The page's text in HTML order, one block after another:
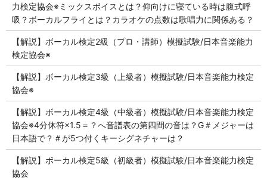
力検定協会※ミックスボイスとは？仰向けに寝ている時は腹式呼
吸？ボーカルフライとは？カラオケの点数は歌唱力に関係ある？
【解説】ボーカル検定2級（プロ・講師）模擬試験/日本音楽能力
検定協会※
【解説】ボーカル検定3級（上級者）模擬試験/日本音楽能力検定
協会※
【解説】ボーカル検定4級（中級者）模擬試験/日本音楽能力検定
協会※4分休符×1.5＝？へ音譜表の第四間の音は？G＃メジャーは
日本語で？＃が5つ付くキーシグネチャーは？
【解説】ボーカル検定5級（初級者）模擬試験/日本音楽能力検定
協会